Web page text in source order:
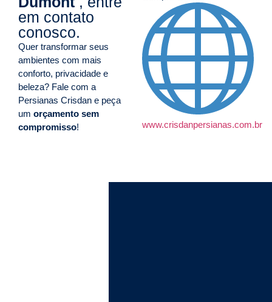
em contato
conosco.
Quer transformar seus
ambientes com mais
conforto, privacidade e
beleza? Fale com a
Persianas Crisdan e peça
um orçamento sem
compromisso! www.crisdanpersianas.com.br